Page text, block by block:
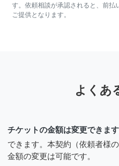
す。依頼相談が承認されると、前
ご提供となります。
よくあ
チケットの金額は変更できま
できます。本契約（依頼者様
金額の変更は可能です。